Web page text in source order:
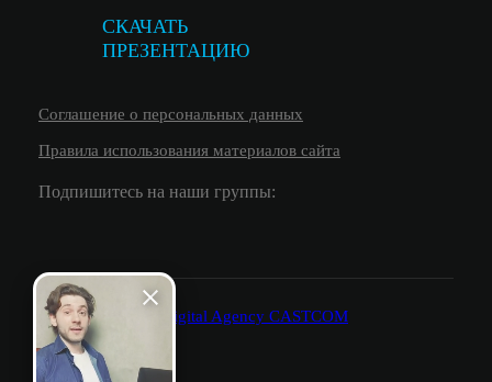
СКАЧАТЬ
ПРЕЗЕНТАЦИЮ
Подпишитесь на наши группы:
Соглашение о персональных данных
Правила использования материалов сайта